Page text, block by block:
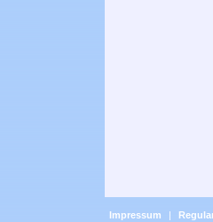
Impressum |